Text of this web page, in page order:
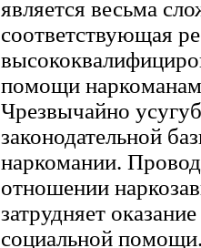
является весьма
соответствующая
помощи наркоманам
Чрезвычайно
законодательной
наркомании.
отношении
затрудняет
социальной